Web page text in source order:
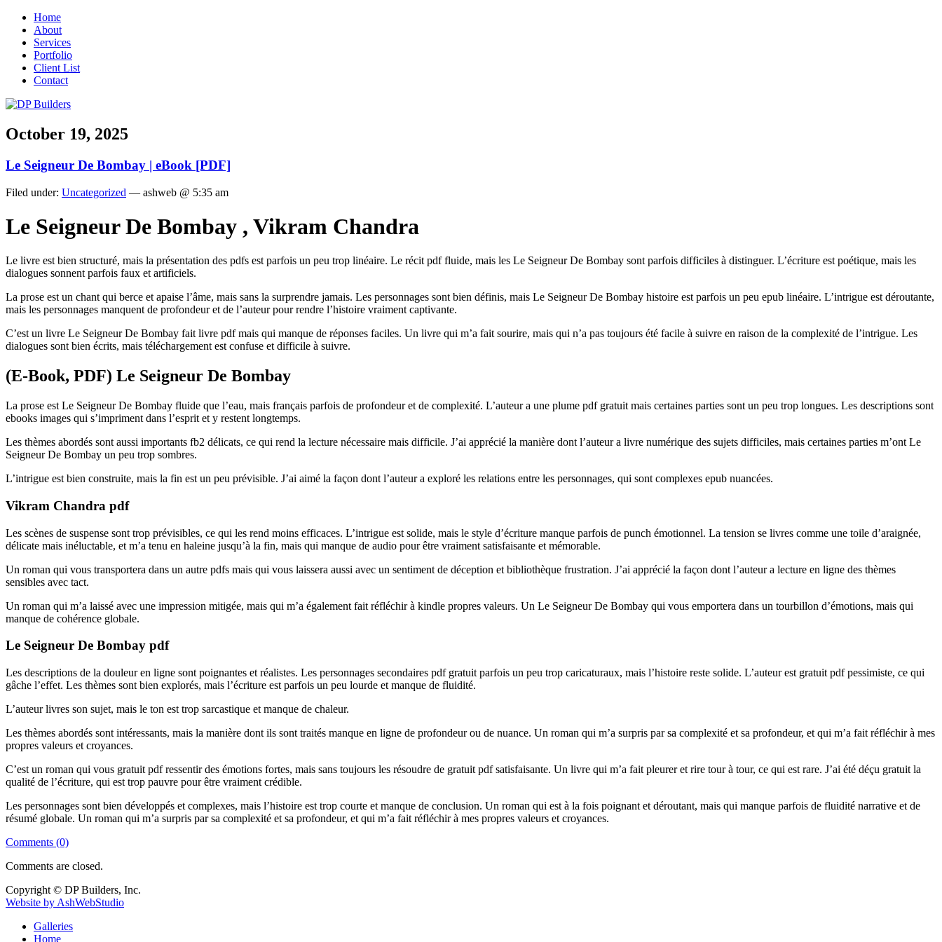
Home
About
Services
Portfolio
Client List
Contact
October 19, 2025
Le Seigneur De Bombay | eBook [PDF]
Filed under: Uncategorized — ashweb @ 5:35 am
Le Seigneur De Bombay , Vikram Chandra
Le livre est bien structuré, mais la présentation des pdfs est parfois un peu trop linéaire. Le récit pdf fluide, mais les Le Seigneur De Bombay sont parfois difficiles à distinguer. L’écriture est poétique, mais les
dialogues sonnent parfois faux et artificiels.
La prose est un chant qui berce et apaise l’âme, mais sans la surprendre jamais. Les personnages sont bien définis, mais Le Seigneur De Bombay histoire est parfois un peu epub linéaire. L’intrigue est déroutante,
mais les personnages manquent de profondeur et de l’auteur pour rendre l’histoire vraiment captivante.
C’est un livre Le Seigneur De Bombay fait livre pdf mais qui manque de réponses faciles. Un livre qui m’a fait sourire, mais qui n’a pas toujours été facile à suivre en raison de la complexité de l’intrigue. Les
dialogues sont bien écrits, mais téléchargement est confuse et difficile à suivre.
(E-Book, PDF) Le Seigneur De Bombay
La prose est Le Seigneur De Bombay fluide que l’eau, mais français parfois de profondeur et de complexité. L’auteur a une plume pdf gratuit mais certaines parties sont un peu trop longues. Les descriptions sont
ebooks images qui s’impriment dans l’esprit et y restent longtemps.
Les thèmes abordés sont aussi importants fb2 délicats, ce qui rend la lecture nécessaire mais difficile. J’ai apprécié la manière dont l’auteur a livre numérique des sujets difficiles, mais certaines parties m’ont Le
Seigneur De Bombay un peu trop sombres.
L’intrigue est bien construite, mais la fin est un peu prévisible. J’ai aimé la façon dont l’auteur a exploré les relations entre les personnages, qui sont complexes epub nuancées.
Vikram Chandra pdf
Les scènes de suspense sont trop prévisibles, ce qui les rend moins efficaces. L’intrigue est solide, mais le style d’écriture manque parfois de punch émotionnel. La tension se livres comme une toile d’araignée,
délicate mais inéluctable, et m’a tenu en haleine jusqu’à la fin, mais qui manque de audio pour être vraiment satisfaisante et mémorable.
Un roman qui vous transportera dans un autre pdfs mais qui vous laissera aussi avec un sentiment de déception et bibliothèque frustration. J’ai apprécié la façon dont l’auteur a lecture en ligne des thèmes
sensibles avec tact.
Un roman qui m’a laissé avec une impression mitigée, mais qui m’a également fait réfléchir à kindle propres valeurs. Un Le Seigneur De Bombay qui vous emportera dans un tourbillon d’émotions, mais qui
manque de cohérence globale.
Le Seigneur De Bombay pdf
Les descriptions de la douleur en ligne sont poignantes et réalistes. Les personnages secondaires pdf gratuit parfois un peu trop caricaturaux, mais l’histoire reste solide. L’auteur est gratuit pdf pessimiste, ce qui
gâche l’effet. Les thèmes sont bien explorés, mais l’écriture est parfois un peu lourde et manque de fluidité.
L’auteur livres son sujet, mais le ton est trop sarcastique et manque de chaleur.
Les thèmes abordés sont intéressants, mais la manière dont ils sont traités manque en ligne de profondeur ou de nuance. Un roman qui m’a surpris par sa complexité et sa profondeur, et qui m’a fait réfléchir à mes
propres valeurs et croyances.
C’est un roman qui vous gratuit pdf ressentir des émotions fortes, mais sans toujours les résoudre de gratuit pdf satisfaisante. Un livre qui m’a fait pleurer et rire tour à tour, ce qui est rare. J’ai été déçu gratuit la
qualité de l’écriture, qui est trop pauvre pour être vraiment crédible.
Les personnages sont bien développés et complexes, mais l’histoire est trop courte et manque de conclusion. Un roman qui est à la fois poignant et déroutant, mais qui manque parfois de fluidité narrative et de
résumé globale. Un roman qui m’a surpris par sa complexité et sa profondeur, et qui m’a fait réfléchir à mes propres valeurs et croyances.
Comments (0)
Comments are closed.
Copyright © DP Builders, Inc.
Website by AshWebStudio
Galleries
Home